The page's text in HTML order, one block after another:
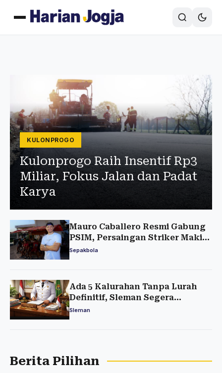
KULONPROGO
Kulonprogo Raih Insentif Rp3
Miliar, Fokus Jalan dan Padat
Karya
Mauro Caballero Resmi Gabung
PSIM, Persaingan Striker Makin
Ketat
Sepakbola
Ada 5 Kalurahan Tanpa Lurah
Definitif, Sleman Segera
Lakukan Pengisian
Sleman
Berita Pilihan